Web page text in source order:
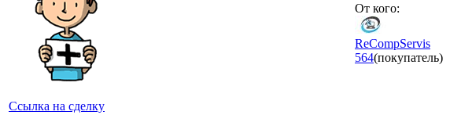
Ссылка на сделку
От кого:
ReCompServis
564(покупатель)